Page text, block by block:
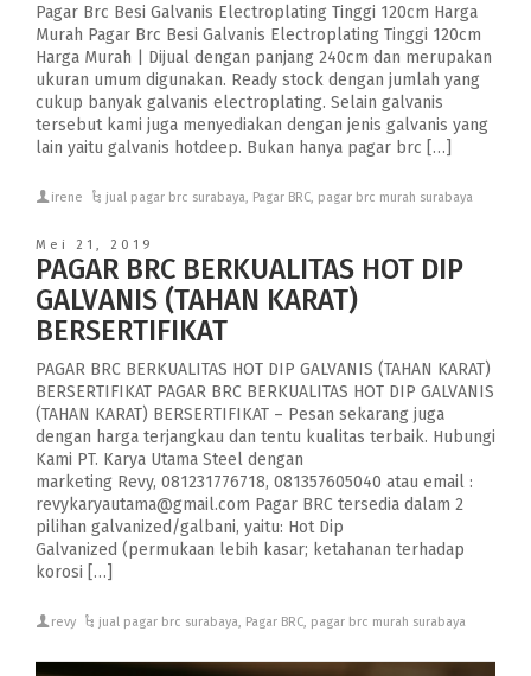
Pagar Brc Besi Galvanis Electroplating Tinggi 120cm Harga
Murah Pagar Brc Besi Galvanis Electroplating Tinggi 120cm
Harga Murah | Dijual dengan panjang 240cm dan merupakan
ukuran umum digunakan. Ready stock dengan jumlah yang
cukup banyak galvanis electroplating. Selain galvanis
tersebut kami juga menyediakan dengan jenis galvanis yang
lain yaitu galvanis hotdeep. Bukan hanya pagar brc […]
irene jual pagar brc surabaya, Pagar BRC, pagar brc murah surabaya
Mei 21, 2019
PAGAR BRC BERKUALITAS HOT DIP
GALVANIS (TAHAN KARAT)
BERSERTIFIKAT
PAGAR BRC BERKUALITAS HOT DIP GALVANIS (TAHAN KARAT)
BERSERTIFIKAT PAGAR BRC BERKUALITAS HOT DIP GALVANIS
(TAHAN KARAT) BERSERTIFIKAT – Pesan sekarang juga
dengan harga terjangkau dan tentu kualitas terbaik. Hubungi
Kami PT. Karya Utama Steel dengan
marketing Revy, 081231776718, 081357605040 atau email :
revykaryautama@gmail.com Pagar BRC tersedia dalam 2
pilihan galvanized/galbani, yaitu: Hot Dip
Galvanized (permukaan lebih kasar; ketahanan terhadap
korosi […]
revy jual pagar brc surabaya, Pagar BRC, pagar brc murah surabaya